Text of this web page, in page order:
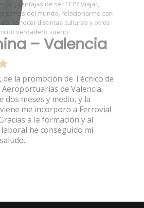
– Valencia
de la promoción de Técnico de
de Valencia.
dos meses y medio, y la
me incorporo a Ferrovial
a la formación y al
he conseguido mi